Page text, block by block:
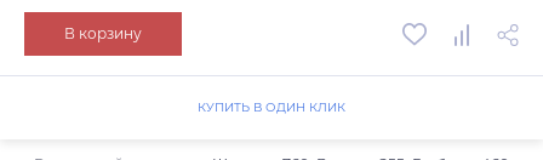
В корзину
КУПИТЬ В ОДИН КЛИК